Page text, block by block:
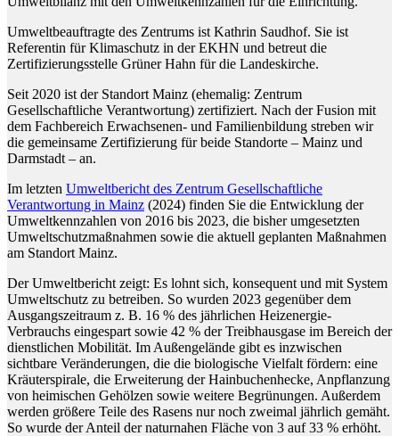
Umweltbeauftragte des Zentrums ist Kathrin Saudhof. Sie ist
Referentin für Klimaschutz in der EKHN und betreut die
Zertifizierungsstelle Grüner Hahn für die Landeskirche.
Seit 2020 ist der Standort Mainz (ehemalig: Zentrum
Gesellschaftliche Verantwortung) zertifiziert. Nach der Fusion mit
dem Fachbereich Erwachsenen- und Familienbildung streben wir
die gemeinsame Zertifizierung für beide Standorte – Mainz und
Darmstadt – an.
Im letzten Umweltbericht des Zentrum Gesellschaftliche
Verantwortung in Mainz (2024) finden Sie die Entwicklung der
Umweltkennzahlen von 2016 bis 2023, die bisher umgesetzten
Umweltschutzmaßnahmen sowie die aktuell geplanten Maßnahmen
am Standort Mainz.
Der Umweltbericht zeigt: Es lohnt sich, konsequent und mit System
Umweltschutz zu betreiben. So wurden 2023 gegenüber dem
Ausgangszeitraum z. B. 16 % des jährlichen Heizenergie-
Verbrauchs eingespart sowie 42 % der Treibhausgase im Bereich der
dienstlichen Mobilität. Im Außengelände gibt es inzwischen
sichtbare Veränderungen, die die biologische Vielfalt fördern: eine
Kräuterspirale, die Erweiterung der Hainbuchenhecke, Anpflanzung
von heimischen Gehölzen sowie weitere Begrünungen. Außerdem
werden größere Teile des Rasens nur noch zweimal jährlich gemäht.
So wurde der Anteil der naturnahen Fläche von 3 auf 33 % erhöht.